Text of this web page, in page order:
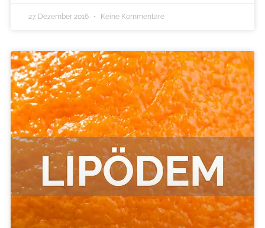
27. Dezember 2016 Keine Kommentare